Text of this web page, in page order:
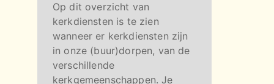
Op dit overzicht van
kerkdiensten is te zien
wanneer er kerkdiensten zijn
in onze (buur)dorpen, van de
verschillende
kerkgemeenschappen. Je